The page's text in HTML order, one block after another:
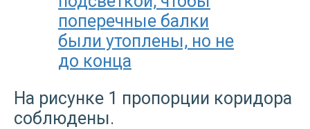
поперечные балки
были утоплены, но не
до конца
На рисунке 1 пропорции коридора
соблюдены.